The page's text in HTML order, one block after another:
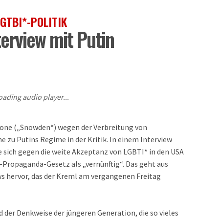
POLITIK
mit Putin
audio player...
(„Snowden“) wegen der Verbreitung von
zu Putins Regime in der Kritik. In einem Interview
gegen die weite Akzeptanz von LGBTI* in den USA
Gesetz als „vernünftig“. Das geht aus
das der Kreml am vergangenen Freitag
Denkweise der jüngeren Generation, die so vieles